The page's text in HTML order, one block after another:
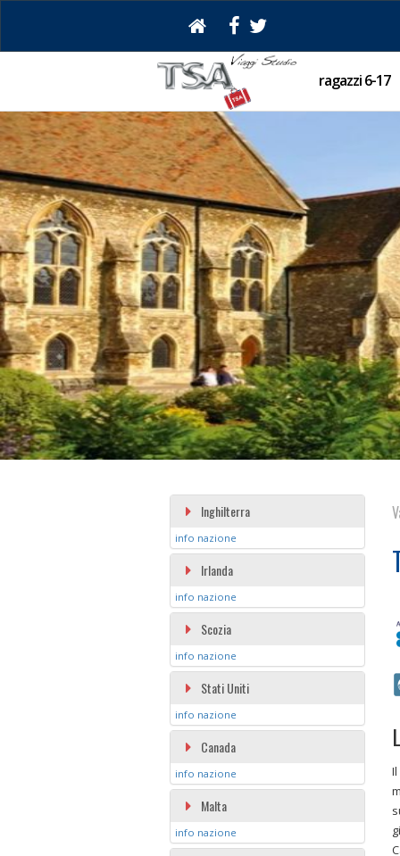
ragazzi 6-17
Inghilterra
info nazione
Irlanda
info nazione
Scozia
info nazione
Stati Uniti
info nazione
Canada
info nazione
Malta
info nazione
Il